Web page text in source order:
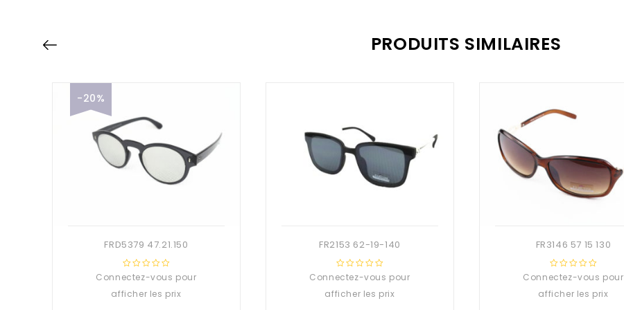
PRODUITS SIMILAIRES
-20%
FRD5379 47.21.150
0
Connectez-vous pour
afficher les prix
FR2153 62-19-140
0
Connectez-vous pour
afficher les prix
FR3146 57 15 130
0
Connectez-vous pour
afficher les prix